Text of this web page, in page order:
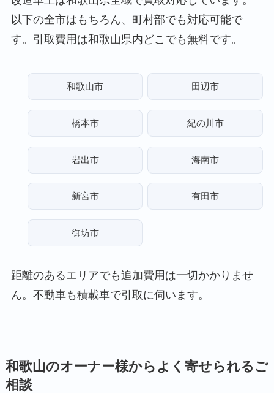
以下の全市はもちろん、町村部でも対応可能で
す。引取費用は和歌山県内どこでも無料です。
和歌山市 田辺市
橋本市 紀の川市
岩出市 海南市
新宮市 有田市
御坊市
距離のあるエリアでも追加費用は一切かかりませ
ん。不動車も積載車で引取に伺います。
和歌山のオーナー様からよく寄せられるご
相談